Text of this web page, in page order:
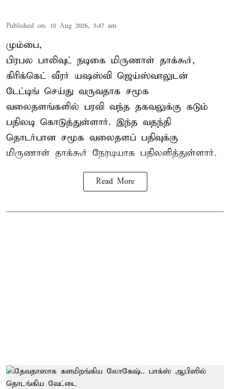
Published on: 10 Aug 2026, 5:47 am
மும்பை,
பிரபல பாலிவுட் நடிகை மிருணாள் தாக்கூர்,
கிரிக்கெட் வீரர் யஷஸ்வி ஜெய்ஸ்வாலுடன்
டேட்டிங் செய்து வருவதாக சமூக
வலைதளங்களில் பரவி வந்த தகவலுக்கு கடும்
பதிலடி கொடுத்துள்ளார். இந்த வதந்தி
தொடர்பான சமூக வலைதளப் பதிவுக்கு
மிருணாள் தாக்கூர் நேரடியாக பதிலளித்துள்ளார்.
Read More